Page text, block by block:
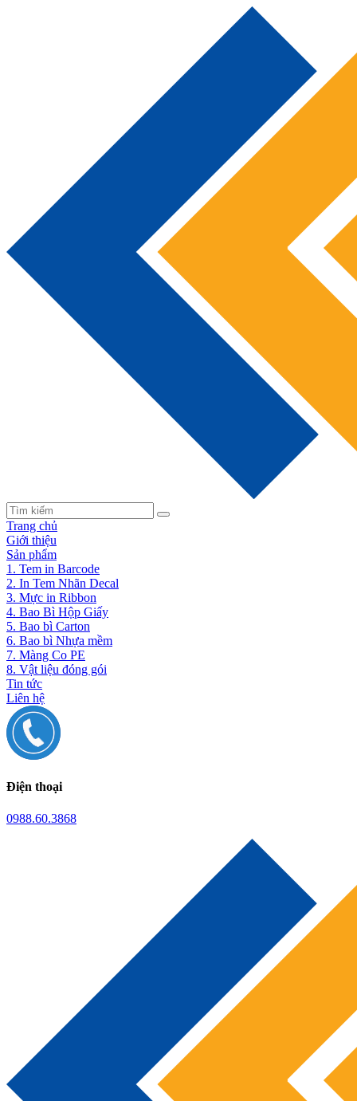
Trang chủ
Giới thiệu
Sản phẩm
1. Tem in Barcode
2. In Tem Nhãn Decal
3. Mực in Ribbon
4. Bao Bì Hộp Giấy
5. Bao bì Carton
6. Bao bì Nhựa mềm
7. Màng Co PE
8. Vật liệu đóng gói
Tin tức
Liên hệ
Điện thoại
0988.60.3868